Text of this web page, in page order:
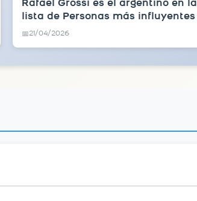
Rafael Grossi es el argentino en la
lista de Personas más influyentes
📅21/04/2026